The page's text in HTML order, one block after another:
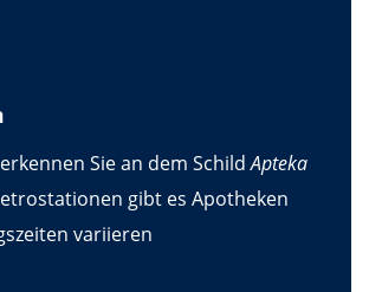
Sie an dem SchildApteka
gibt es Apotheken
variieren